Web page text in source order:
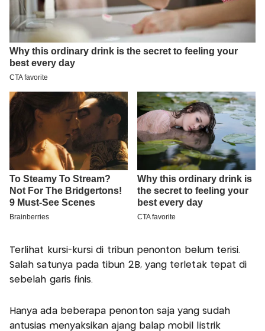
Terlihat kursi-kursi di tribun penonton belum terisi.
Salah satunya pada tibun 2B, yang terletak tepat di
sebelah garis finis.
Hanya ada beberapa penonton saja yang sudah
antusias menyaksikan ajang balap mobil listrik